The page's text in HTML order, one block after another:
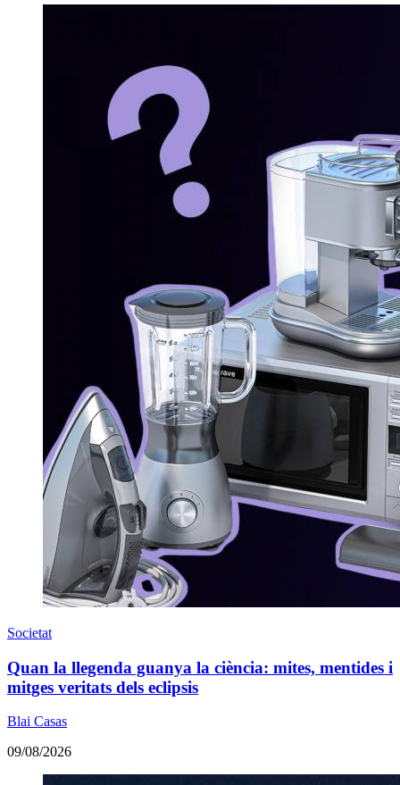
Societat
Quan la llegenda guanya la ciència: mites, mentides i
mitges veritats dels eclipsis
Blai Casas
09/08/2026